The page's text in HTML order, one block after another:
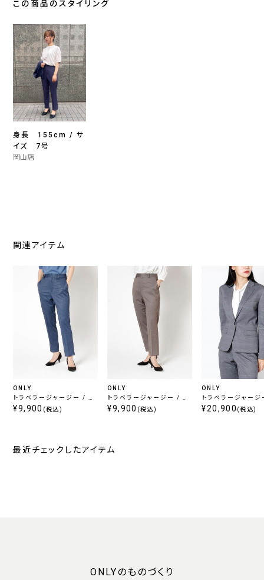
この商品のスタイリング
身長 155cm / サ
イズ 7号
岡山店
関連アイテム
ONLY
トラベラージャージー / ノ
ータッククロップドパンツ
¥9,900 (税込)
ONLY
トラベラージャージー / ノ
ータッククロップドパンツ
¥9,900 (税込)
ONLY
トラベラージャー
ャケット グレーチェ
¥20,900 (税込)
最近チェックしたアイテム
ONLYのものづくり